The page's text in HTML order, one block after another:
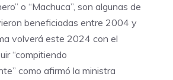
o “Machuca”, son algunas de
beneficiadas entre 2004 y
volverá este 2024 con el
“compitiendo
como afirmó la ministra